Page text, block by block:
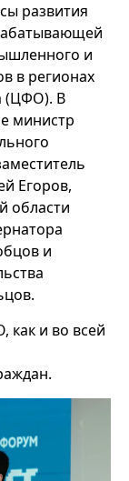
развития
и
в регионах
(ЦФО). В
министр
Егоров,
области
и
как и во всей